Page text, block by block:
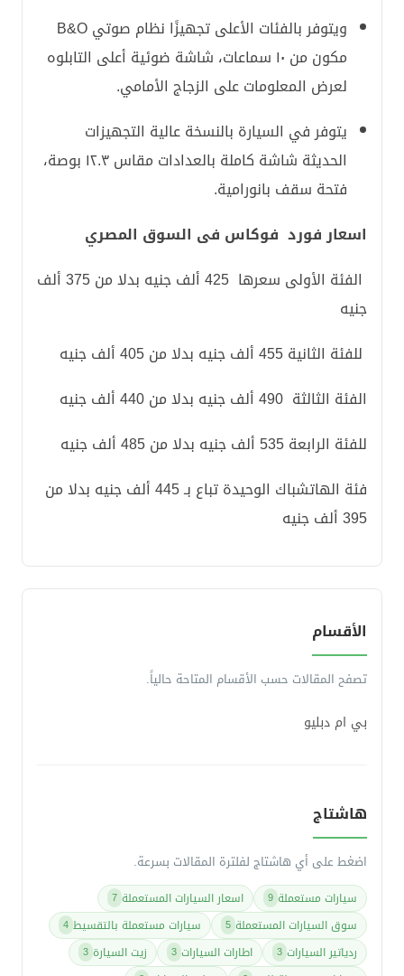
ويتوفر بالفئات الأعلى تجهيزًا نظام صوتي B&O
مكون من ١٠ سماعات، شاشة ضوئية أعلى التابلوه
لعرض المعلومات على الزجاج الأمامي.
يتوفر في السيارة بالنسخة عالية التجهيزات
الحديثة شاشة كاملة بالعدادات مقاس ١٢.٣ بوصة،
فتحة سقف بانورامية.
اسعار فورد فوكاس فى السوق المصري
الفئة الأولى سعرها 425 ألف جنيه بدلا من 375 ألف
جنيه
للفئة الثانية 455 ألف جنيه بدلا من 405 ألف جنيه
الفئة الثالثة 490 ألف جنيه بدلا من 440 ألف جنيه
للفئة الرابعة 535 ألف جنيه بدلا من 485 ألف جنيه
فئة الهاتشباك الوحيدة تباع بـ 445 ألف جنيه بدلا من
395 ألف جنيه
الأقسام
تصفح المقالات حسب الأقسام المتاحة حالياً.
بي ام دبليو
هاشتاج
اضغط على أي هاشتاج لفلترة المقالات بسرعة.
سيارات مستعملة 9 اسعار السيارات المستعملة 7
سوق السيارات المستعملة 5 سيارات مستعملة بالتقسيط 4
ردياتير السيارات 3 اطارات السيارات 3 زيت السيارة 3